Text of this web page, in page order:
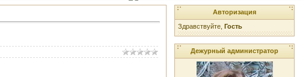
Авторизация
Здравствуйте, Гость
Дежурный администратор